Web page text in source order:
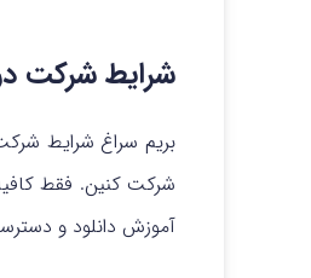
شرایط شرکت
شرکت کنین. فقط
آموزش دانلود و